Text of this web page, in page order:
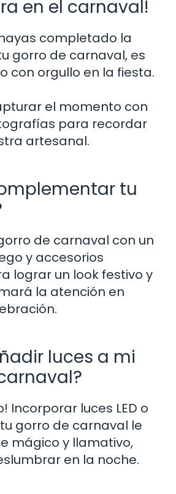
en el carnaval!
completado la
gorro de carnaval, es
con orgullo en la fiesta.
el momento con
para recordar
artesanal.
tu
de carnaval con un
y accesorios
lograr un look festivo y
la atención en
luces a mi
Incorporar luces LED o
gorro de carnaval le
mágico y llamativo,
en la noche.